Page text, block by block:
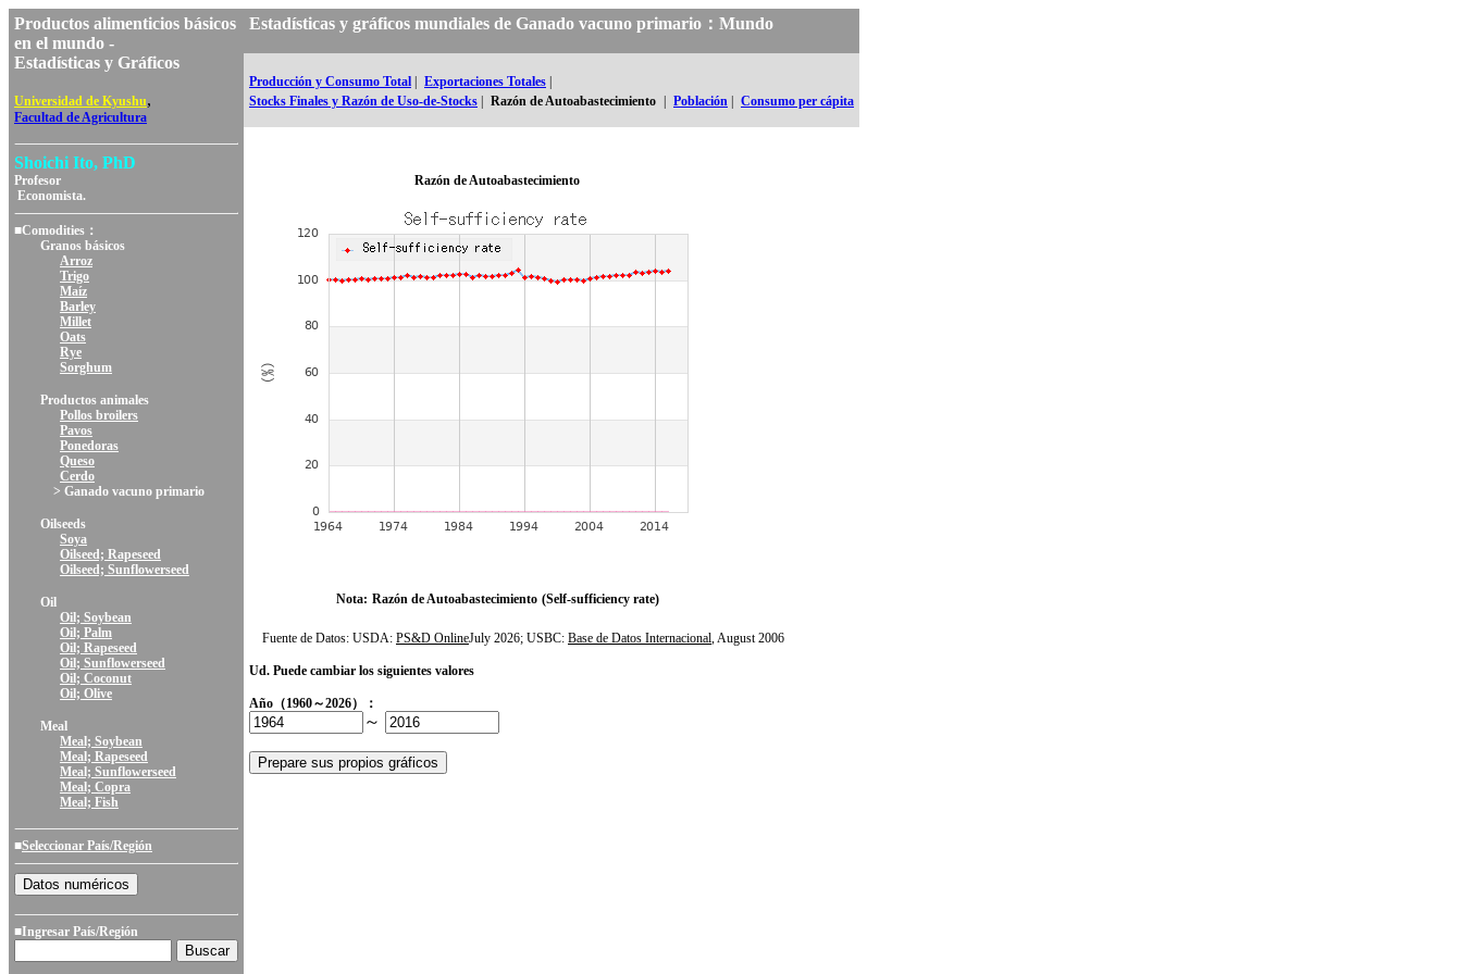
Productos alimenticios básicos
en el mundo -
Estadísticas y Gráficos
Universidad de Kyushu,
Facultad de Agricultura
Shoichi Ito, PhD
Profesor
Economista.
■Comodities：
Granos básicos
Arroz
Trigo
Maíz
Barley
Millet
Oats
Rye
Sorghum
Productos animales
Pollos broilers
Pavos
Ponedoras
Queso
Cerdo
> Ganado vacuno primario
Oilseeds
Soya
Oilseed; Rapeseed
Oilseed; Sunflowerseed
Oil
Oil; Soybean
Oil; Palm
Oil; Rapeseed
Oil; Sunflowerseed
Oil; Coconut
Oil; Olive
Meal
Meal; Soybean
Meal; Rapeseed
Meal; Sunflowerseed
Meal; Copra
Meal; Fish
■Seleccionar País/Región
■Ingresar País/Región
Estadísticas y gráficos mundiales de Ganado vacuno primario：Mundo
Producción y Consumo Total Exportaciones Totales
Stocks Finales y Razón de Uso-de-Stocks
Razón de Autoabastecimiento Población Consumo per cápita
Razón de Autoabastecimiento
Nota: Razón de Autoabastecimiento (Self-sufficiency rate)
Fuente de Datos: USDA: PS&D OnlineJuly 2026; USBC: Base de Datos Internacional, August 2006
Ud. Puede cambiar los siguientes valores
Año（1960～2026）：
～